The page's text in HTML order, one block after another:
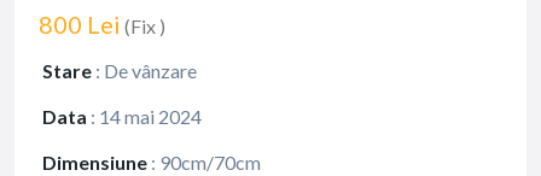
800 Lei (Fix )
Stare : De vânzare
Data : 14 mai 2024
Dimensiune : 90cm/70cm